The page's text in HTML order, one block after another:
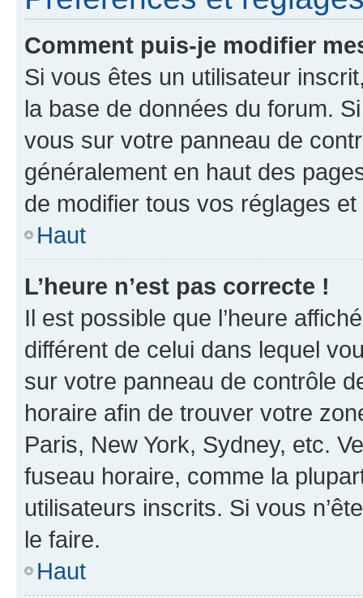
Comment puis-je modifier
Si vous êtes un utilisateur
la base de données du forum.
vous sur votre panneau de
généralement en haut des
de modifier tous vos réglages
Haut
L’heure n’est pas correcte !
Il est possible que l’heure
différent de celui dans lequel
sur votre panneau de contrôle
horaire afin de trouver votre
Paris, New York, Sydney, etc.
fuseau horaire, comme la
utilisateurs inscrits. Si vous
le faire.
Haut